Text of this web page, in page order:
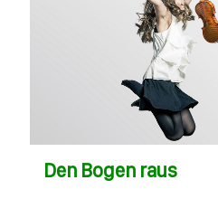
Den Bogen raus